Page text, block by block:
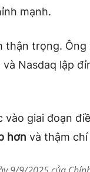
mạnh.
thận trọng. Ông
và Nasdaq lập
giai đoạn
hơn và thậm